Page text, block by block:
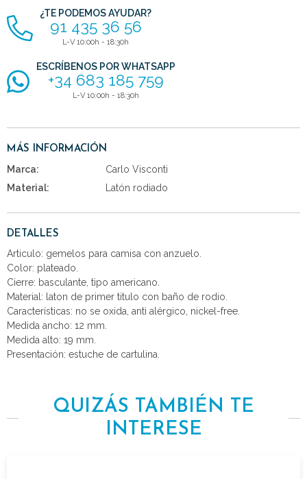
¿TE PODEMOS AYUDAR?
91 435 36 56
L-V 10:00h - 18:30h
ESCRÍBENOS POR WHATSAPP
+34 683 185 759
L-V 10:00h - 18:30h
MÁS INFORMACIÓN
Marca:
Carlo Visconti
Material:
Latón rodiado
DETALLES
Articulo: gemelos para camisa con anzuelo.
Color: plateado.
Cierre: basculante, tipo americano.
Material: laton de primer titulo con baño de rodio.
Características: no se oxida, anti alérgico, nickel-free.
Medida ancho: 12 mm.
Medida alto: 19 mm.
Presentación: estuche de cartulina.
QUIZÁS TAMBIÉN TE
INTERESE